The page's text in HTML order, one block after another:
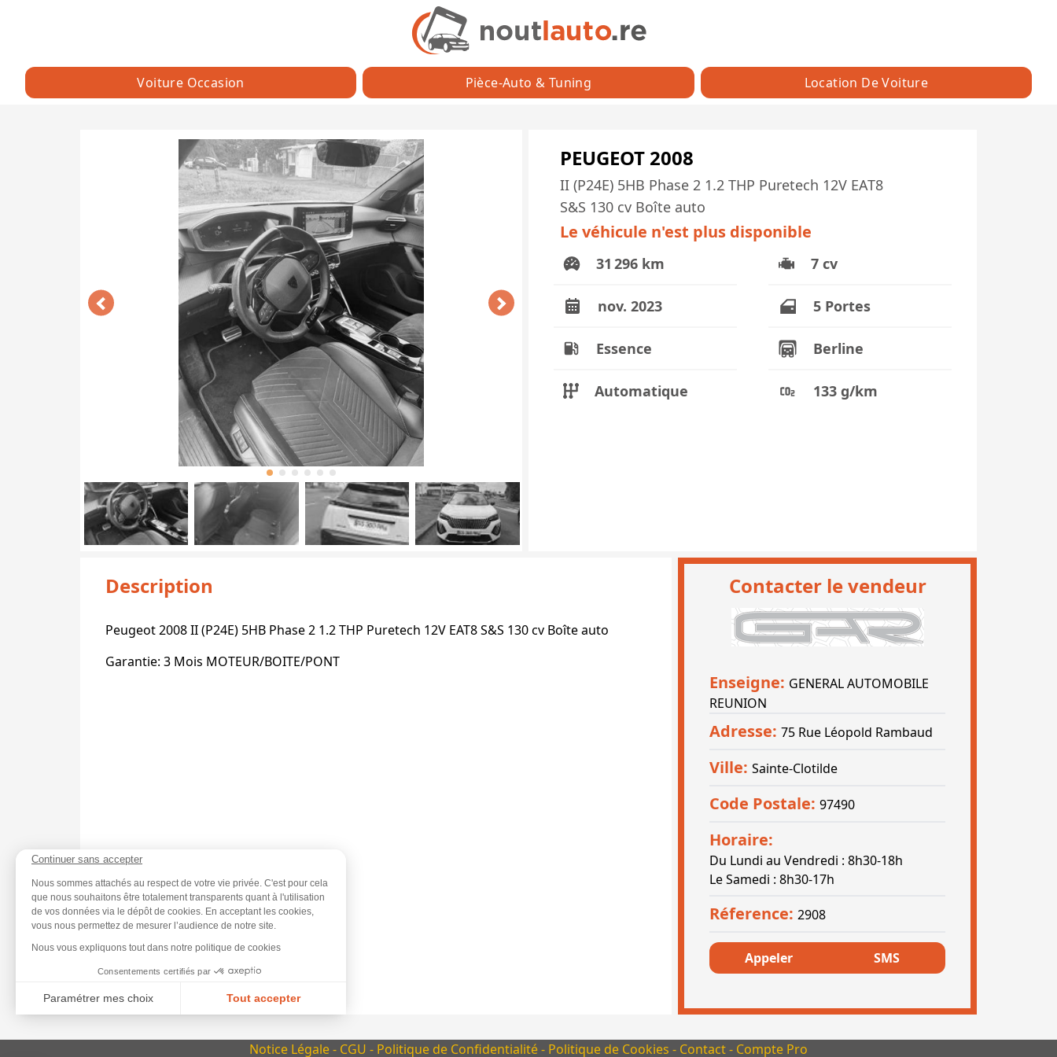
Voiture Occasion Pièce-Auto & Tuning Location De Voiture
PEUGEOT 2008
II (P24E) 5HB Phase 2 1.2 THP Puretech 12V EAT8
S&S 130 cv Boîte auto
Le véhicule n'est plus disponible
31 296 km
nov. 2023
Essence
Automatique
7 cv
5 Portes
Berline
133 g/km
Description
Peugeot 2008 II (P24E) 5HB Phase 2 1.2 THP Puretech 12V EAT8 S&S 130 cv Boîte auto
Garantie: 3 Mois MOTEUR/BOITE/PONT
Contacter le vendeur
Enseigne: GENERAL AUTOMOBILE
REUNION
Adresse: 75 Rue Léopold Rambaud
Ville: Sainte-Clotilde
Code Postale: 97490
Horaire:
Du Lundi au Vendredi : 8h30-18h
Le Samedi : 8h30-17h
Réference: 2908
Appeler SMS
Notice Légale- CGU - Politique de Confidentialité- Politique de Cookies - Contact- Compte Pro
Continuer sans accepter
Nous sommes attachés au respect de votre vie privée. C'est pour cela
que nous souhaitons être totalement transparents quant à l'utilisation
de vos données via le dépôt de cookies. En acceptant les cookies,
vous nous permettez de mesurer l’audience de notre site.
Nous vous expliquons tout dans notre politique de cookies
Consentements certifiés par
Paramétrer mes choix Tout accepter
Notre plateforme vous permet d'adapter et de gérer vos paramètres de confidentialité, en garantissant la conformité avec les réglementations. Personnalisez vos préférences pour